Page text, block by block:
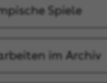
Spiele
im Archiv